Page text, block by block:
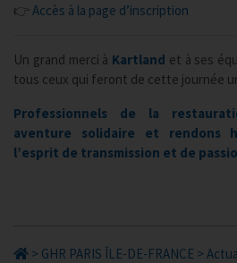
👉 Accès à la page d’inscription
Un grand merci à Kartland et à ses
tous ceux qui feront de cette journée
Professionnels de la
aventure solidaire et rendons
l’esprit de transmission et de
> GHR PARIS ÎLE-DE-FRANCE >